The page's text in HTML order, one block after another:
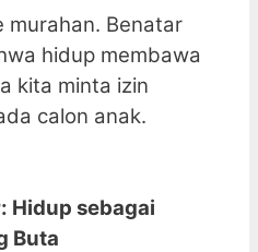
murahan. Benatar
hidup membawa
kita minta izin
calon anak.
Hidup sebagai
Buta